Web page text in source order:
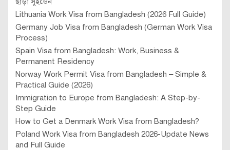
Lithuania Work Visa from Bangladesh (2026 Full Guide)
Germany Job Visa from Bangladesh (German Work Visa
Process)
Spain Visa from Bangladesh: Work, Business &
Permanent Residency
Norway Work Permit Visa from Bangladesh – Simple &
Practical Guide (2026)
Immigration to Europe from Bangladesh: A Step-by-
Step Guide
How to Get a Denmark Work Visa from Bangladesh?
Poland Work Visa from Bangladesh 2026-Update News
and Full Guide